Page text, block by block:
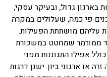
גדול, ובעיקר עסקי,
פי כמה, שעלולים במקרה
עליהם מושתתת הפעילות.
ממורמר שמחטט במשכורת
אפילו התגוננות מפני
או ארגוני ביון. ישנן דרגות